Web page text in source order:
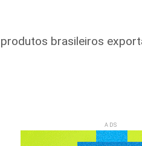
brasileiros
ADS